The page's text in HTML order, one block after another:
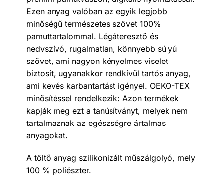
Ezen anyag valóban az egyik legjobb
minőségű természetes szövet 100%
pamuttartalommal. Légáteresztő és
nedvszívó, rugalmatlan, könnyebb súlyú
szövet, ami nagyon kényelmes viselet
biztosít, ugyanakkor rendkívül tartós anyag,
ami kevés karbantartást igényel. OEKO-TEX
minősítéssel rendelkezik: Azon termékek
kapják meg ezt a tanúsítványt, melyek nem
tartalmaznak az egészségre ártalmas
anyagokat.
A töltő anyag szilikonizált műszálgolyó, mely
100 % poliészter.